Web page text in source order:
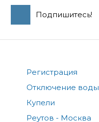
Подпишитесь!
Регистрация
Отключение воды
Купели
Реутов - Москва